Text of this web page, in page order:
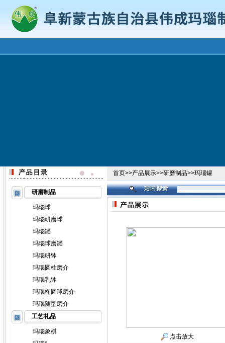
研磨制品
玛瑙球
玛瑙研磨球
玛瑙罐
玛瑙球磨罐
玛瑙研钵
玛瑙圆柱磨介
玛瑙乳钵
玛瑙椭圆球磨介
玛瑙随型磨介
工艺礼品
玛瑙象棋
首页>>产品展示>>研磨制品>>玛瑙罐
点击放大